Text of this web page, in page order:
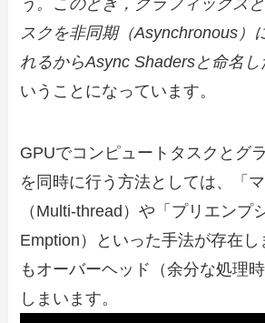
う。このとき，グラフィックス
スクを非同期（Asynchronous）
れるからAsync Shadersと命名
いうことになっています。
GPUでコンピュートタスクとグ
を同時に行う方法としては、「
（Multi-thread）や「プリエンプ
Emption）といった手法が存在
もオーバーヘッド（余分な処理
しまいます。